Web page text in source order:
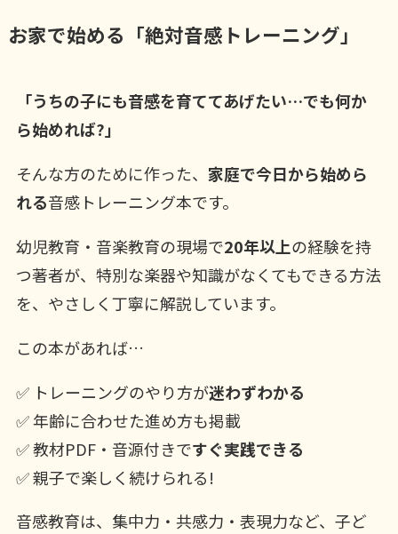
お家で始める「絶対音感トレーニング」
「うちの子にも音感を育ててあげたい…でも何か
ら始めれば?」
そんな方のために作った、 家庭で今日から始めら
れる音感トレーニング本です。
幼児教育・音楽教育の現場で20年以上の経験を持
つ著者が、特別な楽器や知識がなくてもできる方法
を、やさしく丁寧に解説しています。
この本があれば…
✅ トレーニングのやり方が迷わずわかる
✅ 年齢に合わせた進め方も掲載
✅ 教材PDF・音源付きですぐ実践できる
✅ 親子で楽しく続けられる!
音感教育は、集中力・共感力・表現力など、子ど